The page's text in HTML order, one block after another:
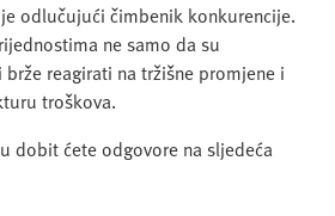
odlučujući čimbenik konkurencije.
ne samo da su
reagirati na tržišne promjene i
troškova.
dobit ćete odgovore na sljedeća